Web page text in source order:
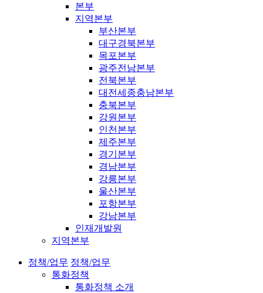
본부
지역본부
부산본부
대구경북본부
목포본부
광주전남본부
전북본부
대전세종충남본부
충북본부
강원본부
인천본부
제주본부
경기본부
경남본부
강릉본부
울산본부
포항본부
강남본부
인재개발원
지역본부
정책/업무 정책/업무
통화정책
통화정책 소개